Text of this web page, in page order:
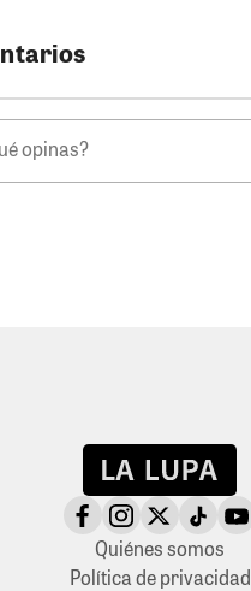
Quiénes somos
Política de privacidad